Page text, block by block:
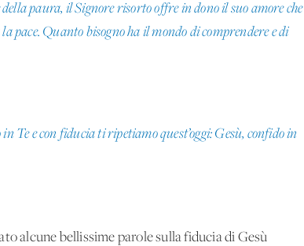
paura, il Signore risorto offre in dono il suo amore che
pace. Quanto bisogno ha il mondo di comprendere e di
Te e con fiducia ti ripetiamo quest’oggi: Gesù, confido in
alcune bellissime parole sulla fiducia di Gesù